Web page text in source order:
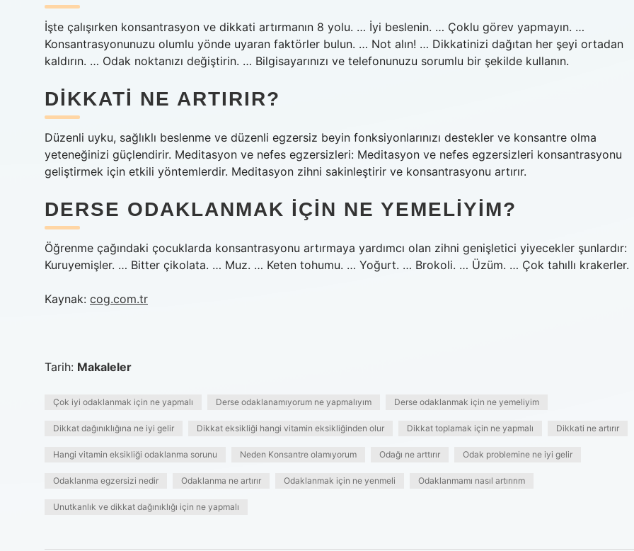
İşte çalışırken konsantrasyon ve dikkati artırmanın 8 yolu. … İyi beslenin. … Çoklu görev yapmayın. …
Konsantrasyonunuzu olumlu yönde uyaran faktörler bulun. … Not alın! … Dikkatinizi dağıtan her şeyi ortadan
kaldırın. … Odak noktanızı değiştirin. … Bilgisayarınızı ve telefonunuzu sorumlu bir şekilde kullanın.
DIKKATI NE ARTIRIR?
Düzenli uyku, sağlıklı beslenme ve düzenli egzersiz beyin fonksiyonlarınızı destekler ve konsantre olma
yeteneğinizi güçlendirir. Meditasyon ve nefes egzersizleri: Meditasyon ve nefes egzersizleri konsantrasyonu
geliştirmek için etkili yöntemlerdir. Meditasyon zihni sakinleştirir ve konsantrasyonu artırır.
DERSE ODAKLANMAK IÇIN NE YEMELIYIM?
Öğrenme çağındaki çocuklarda konsantrasyonu artırmaya yardımcı olan zihni genişletici yiyecekler şunlardır:
Kuruyemişler. … Bitter çikolata. … Muz. … Keten tohumu. … Yoğurt. … Brokoli. … Üzüm. … Çok tahıllı krakerler.
Kaynak: cog.com.tr
Tarih: Makaleler
Çok iyi odaklanmak için ne yapmalı Derse odaklanamıyorum ne yapmalıyım Derse odaklanmak için ne yemeliyim
Dikkat dağınıklığına ne iyi gelir Dikkat eksikliği hangi vitamin eksikliğinden olur Dikkat toplamak için ne yapmalı Dikkati ne artırır
Hangi vitamin eksikliği odaklanma sorunu Neden Konsantre olamıyorum Odağı ne arttırır Odak problemine ne iyi gelir
Odaklanma egzersizi nedir Odaklanma ne artırır Odaklanmak için ne yenmeli Odaklanmamı nasıl artırırım
Unutkanlık ve dikkat dağınıklığı için ne yapmalı